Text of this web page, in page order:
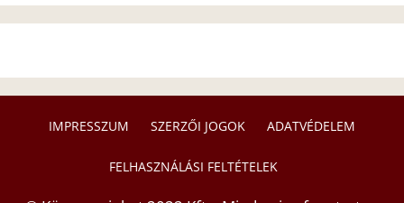
IMPRESSZUM SZERZŐI JOGOK ADATVÉDELEM
FELHASZNÁLÁSI FELTÉTELEK